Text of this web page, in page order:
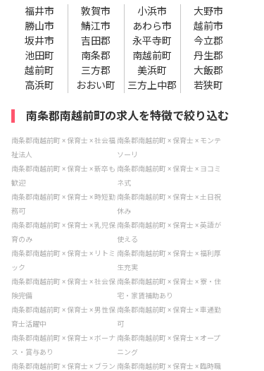
福井市 敦賀市 小浜市
大野市
勝山市
鯖江市 あわら市
越前市
坂井市
吉田郡 永平寺町
今立郡
池田町
南条郡 南越前町
丹生郡
越前町
三方郡 美浜町
大飯郡
高浜町
おおい町 三方上中郡 若狭町
南条郡南越前町の求人を特徴で絞り込む
南条郡南越前町 × 保育士 × 社会福
祉法人
南条郡南越前町 × 保育士 × モンテ
ソーリ
南条郡南越前町 × 保育士 × 新卒も
歓迎
南条郡南越前町 × 保育士 × ヨコミ
ネ式
南条郡南越前町 × 保育士 × 時短勤
務可
南条郡南越前町 × 保育士 × 土日祝
休み
南条郡南越前町 × 保育士 × 乳児保
育のみ
南条郡南越前町 × 保育士 × 英語が
使える
南条郡南越前町 × 保育士 × リトミ
ック
南条郡南越前町 × 保育士 × 福利厚
生充実
南条郡南越前町 × 保育士 × 社会保
険完備
南条郡南越前町 × 保育士 × 寮・住
宅・家賃補助あり
南条郡南越前町 × 保育士 × 男性保
育士活躍中
南条郡南越前町 × 保育士 × 車通勤
可
南条郡南越前町 × 保育士 × ボーナ
ス・賞与あり
南条郡南越前町 × 保育士 × オープ
ニング
南条郡南越前町 × 保育士 × ブラン 南条郡南越前町 × 保育士 × 臨時職